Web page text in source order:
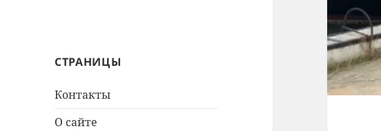
СТРАНИЦЫ
Контакты
О сайте